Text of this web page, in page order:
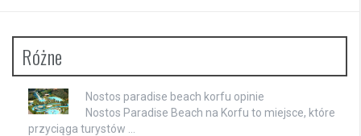
Różne
Nostos paradise beach korfu opinie
Nostos Paradise Beach na Korfu to miejsce, które
przyciąga turystów …